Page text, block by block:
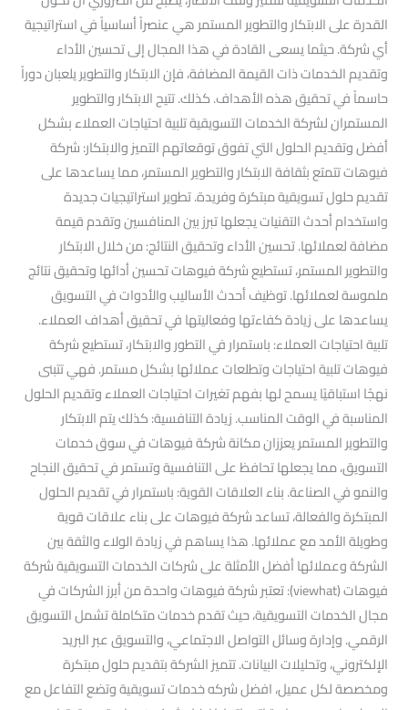
القدرة على الابتكار والتطوير المستمر هي عنصراً أساسياً في استراتيجية
أي شركة. حيثما يسعى القادة في هذا المجال إلى تحسين الأداء
وتقديم الخدمات ذات القيمة المضافة، فإن الابتكار والتطوير يلعبان دوراً
حاسماً في تحقيق هذه الأهداف. كذلك. تتيح الابتكار والتطوير
المستمران لشركة الخدمات التسويقية تلبية احتياجات العملاء بشكل
أفضل وتقديم الحلول التي تفوق توقعاتهم التميز والابتكار: شركة
فيوهات تتمتع بثقافة الابتكار والتطوير المستمر، مما يساعدها على
تقديم حلول تسويقية مبتكرة وفريدة. تطوير استراتيجيات جديدة
واستخدام أحدث التقنيات يجعلها تبرز بين المنافسين وتقدم قيمة
مضافة لعملائها. تحسين الأداء وتحقيق النتائج: من خلال الابتكار
والتطوير المستمر، تستطيع شركة فيوهات تحسين أدائها وتحقيق نتائج
ملموسة لعملائها. توظيف أحدث الأساليب والأدوات في التسويق
يساعدها على زيادة كفاءتها وفعاليتها في تحقيق أهداف العملاء.
تلبية احتياجات العملاء: باستمرار في التطور والابتكار، تستطيع شركة
فيوهات تلبية احتياجات وتطلعات عملائها بشكل مستمر. فهي تتبنى
نهجًا استباقيًا يسمح لها بفهم تغيرات احتياجات العملاء وتقديم الحلول
المناسبة في الوقت المناسب. زيادة التنافسية: كذلك يتم الابتكار
والتطوير المستمر يعززان مكانة شركة فيوهات في سوق خدمات
التسويق، مما يجعلها تحافظ على التنافسية وتستمر في تحقيق النجاح
والنمو في الصناعة. بناء العلاقات القوية: باستمرار في تقديم الحلول
المبتكرة والفعالة، تساعد شركة فيوهات على بناء علاقات قوية
وطويلة الأمد مع عملائها. هذا يساهم في زيادة الولاء والثقة بين
الشركة وعملائها أفضل الأمثلة على شركات الخدمات التسويقية شركة
فيوهات (viewhat): تعتبر شركة فيوهات واحدة من أبرز الشركات في
مجال الخدمات التسويقية، حيث تقدم خدمات متكاملة تشمل التسويق
الرقمي. وإدارة وسائل التواصل الاجتماعي، والتسويق عبر البريد
الإلكتروني، وتحليلات البيانات. تتميز الشركة بتقديم حلول مبتكرة
ومخصصة لكل عميل، افضل شركه خدمات تسويقية وتضع التفاعل مع